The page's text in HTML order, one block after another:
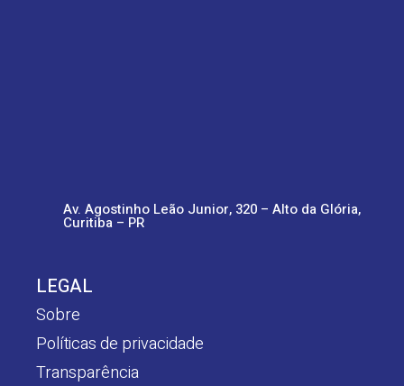
Av. Agostinho Leão Junior, 320 – Alto da Glória,
Curitiba – PR
LEGAL
Sobre
Políticas de privacidade
Transparência